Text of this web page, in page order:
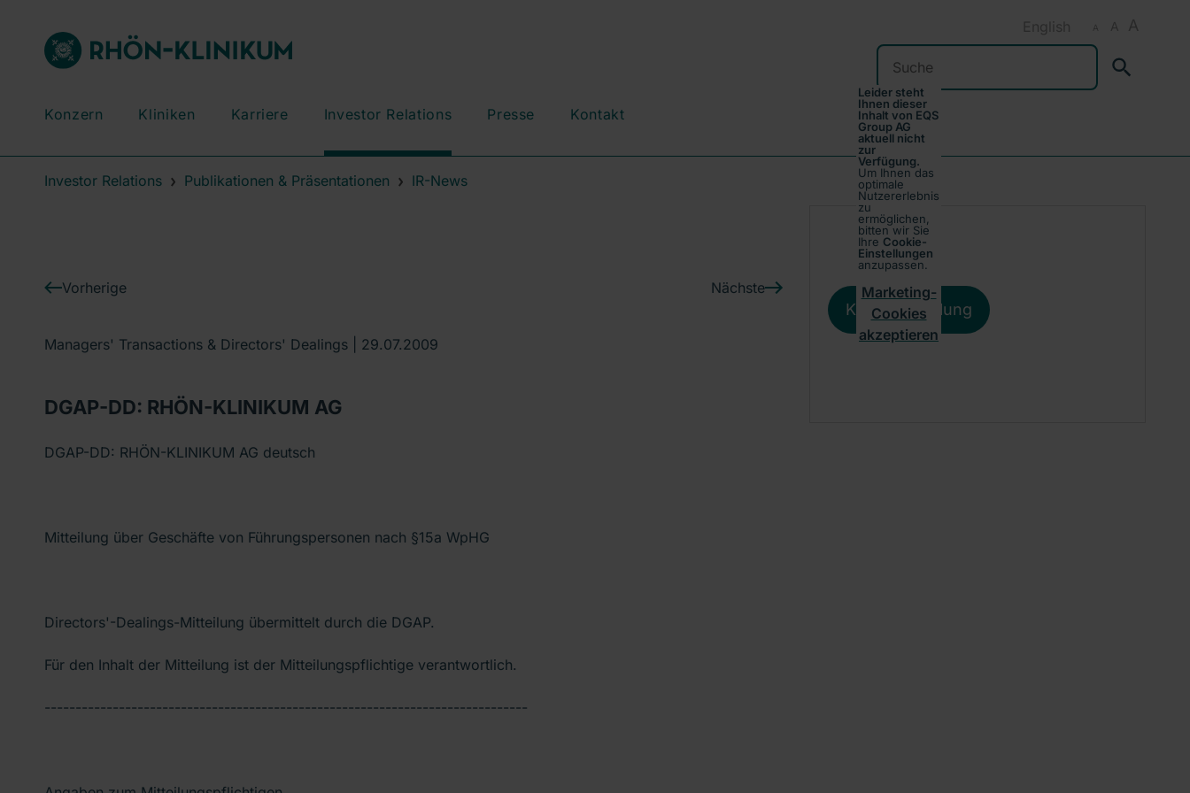
A A A
English
Suchen
Konzern Kliniken Karriere Investor Relations Presse Kontakt
Investor Relations Publikationen & Präsentationen IR-News
Vorherige Nächste
Managers' Transactions & Directors' Dealings | 29.07.2009
DGAP-DD: RHÖN-KLINIKUM AG
DGAP-DD: RHÖN-KLINIKUM AG deutsch
Mitteilung über Geschäfte von Führungspersonen nach §15a WpHG
Directors'-Dealings-Mitteilung übermittelt durch die DGAP.
Für den Inhalt der Mitteilung ist der Mitteilungspflichtige verantwortlich.
------------------------------------------------------------------------------
Leider steht
Ihnen dieser
Inhalt von EQS
Group AG
aktuell nicht
zur
Verfügung.
Um Ihnen das
optimale
Nutzererlebnis
zu
ermöglichen,
bitten wir Sie
Ihre Cookie-
Einstellungen
anzupassen.
Marketing-
Cookies
akzeptieren
Kursentwicklung